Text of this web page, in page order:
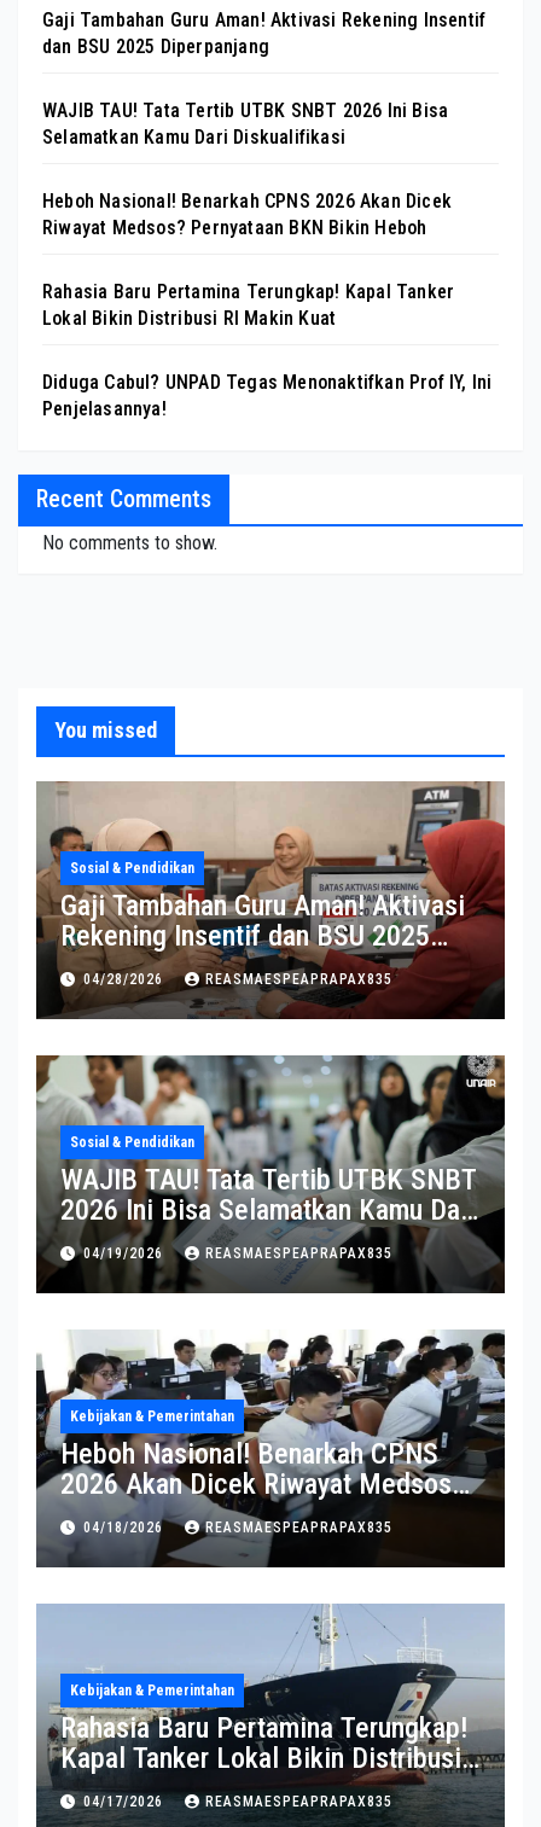
Gaji Tambahan Guru Aman! Aktivasi Rekening Insentif
dan BSU 2025 Diperpanjang
WAJIB TAU! Tata Tertib UTBK SNBT 2026 Ini Bisa
Selamatkan Kamu Dari Diskualifikasi
Heboh Nasional! Benarkah CPNS 2026 Akan Dicek
Riwayat Medsos? Pernyataan BKN Bikin Heboh
Rahasia Baru Pertamina Terungkap! Kapal Tanker
Lokal Bikin Distribusi RI Makin Kuat
Diduga Cabul? UNPAD Tegas Menonaktifkan Prof IY, Ini
Penjelasannya!
Recent Comments
No comments to show.
You missed
Sosial & Pendidikan
Gaji Tambahan Guru Aman! Aktivasi
Rekening Insentif dan BSU 2025
Diperpanjang
04/28/2026 REASMAESPEAPRAPAX835
Sosial & Pendidikan
WAJIB TAU! Tata Tertib UTBK SNBT
2026 Ini Bisa Selamatkan Kamu Dari
Diskualifikasi
04/19/2026 REASMAESPEAPRAPAX835
Kebijakan & Pemerintahan
Heboh Nasional! Benarkah CPNS
2026 Akan Dicek Riwayat Medsos?
Pernyataan BKN Bikin Heboh
04/18/2026 REASMAESPEAPRAPAX835
Kebijakan & Pemerintahan
Rahasia Baru Pertamina Terungkap!
Kapal Tanker Lokal Bikin Distribusi
RI Makin Kuat
04/17/2026 REASMAESPEAPRAPAX835